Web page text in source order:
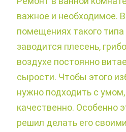
важное и необходимое.
помещениях такого типа
заводится плесень,
воздухе постоянно
сырости. Чтобы этого
нужно подходить с
качественно. Особенно
решил делать его